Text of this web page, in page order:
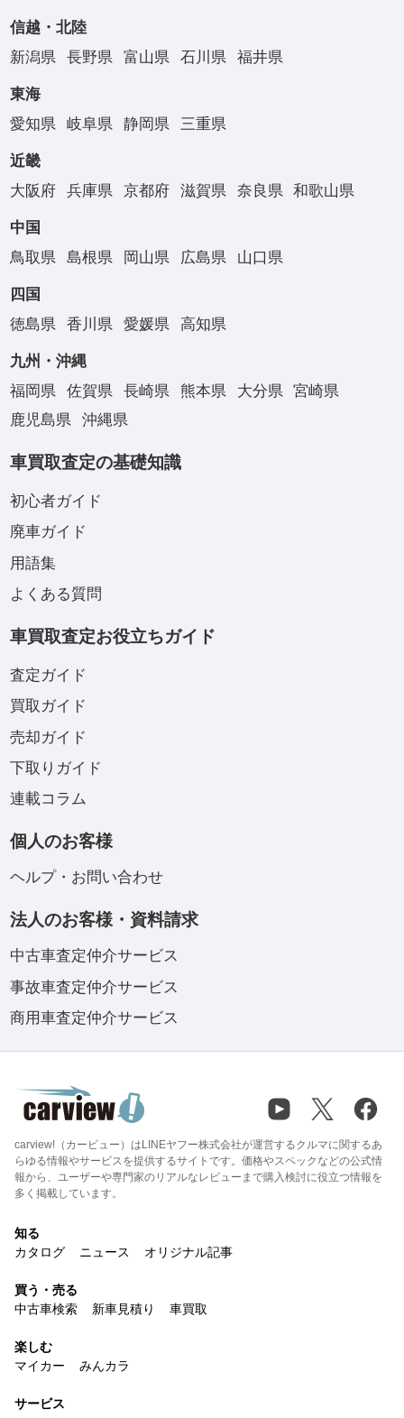
信越・北陸
新潟県
長野県 富山県 石川県 福井県
東海
愛知県
岐阜県 静岡県 三重県
近畿
大阪府
兵庫県 京都府 滋賀県 奈良県 和歌山県
中国
鳥取県
島根県 岡山県 広島県 山口県
四国
徳島県
香川県 愛媛県 高知県
九州・沖縄
福岡県
佐賀県 長崎県 熊本県 大分県
宮崎県
鹿児島県
沖縄県
車買取査定の基礎知識
初心者ガイド
廃車ガイド
用語集
よくある質問
車買取査定お役立ちガイド
査定ガイド
買取ガイド
売却ガイド
下取りガイド
連載コラム
個人のお客様
ヘルプ・お問い合わせ
法人のお客様・資料請求
中古車査定仲介サービス
事故車査定仲介サービス
商用車査定仲介サービス
carview!（カービュー）はLINEヤフー株式会社が運営するクルマに関するあ
らゆる情報やサービスを提供するサイトです。価格やスペックなどの公式情
報から、ユーザーや専門家のリアルなレビューまで購入検討に役立つ情報を
多く掲載しています。
知る
カタログ
ニュース オリジナル記事
買う・売る
中古車検索
新車見積り 車買取
楽しむ
マイカー
みんカラ
サービス